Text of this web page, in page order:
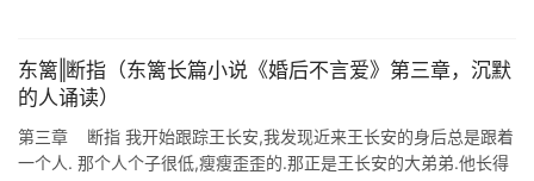
东篱‖断指（东篱长篇小说《婚后不言爱》第三章，沉默
的人诵读）
第三章 断指 我开始跟踪王长安,我发现近来王长安的身后总是跟着
一个人. 那个人个子很低,瘦瘦歪歪的.那正是王长安的大弟弟.他长得